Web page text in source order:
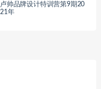
卢帅品牌设计特训营第9期20
21年